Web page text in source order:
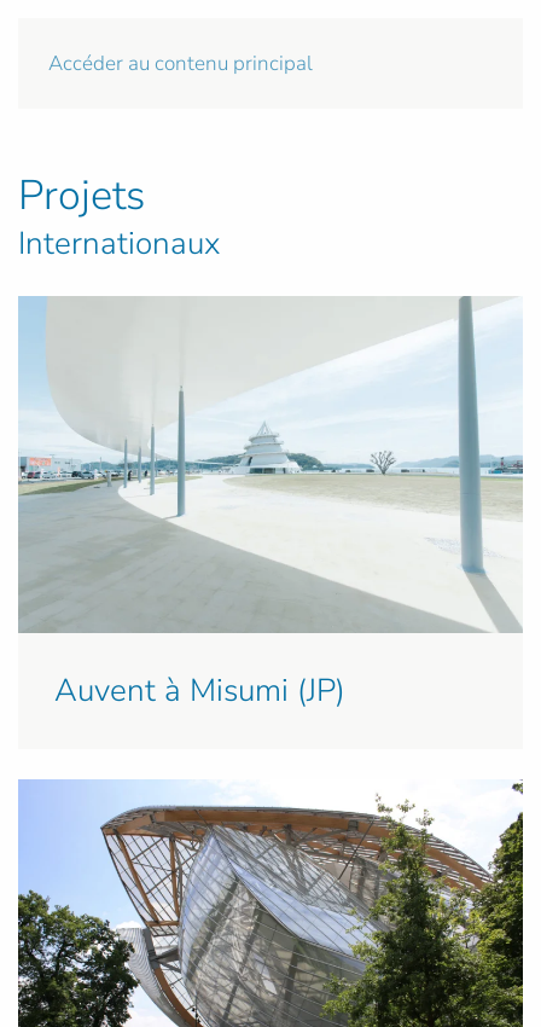
Accéder au contenu principal
Projets
Internationaux
Auvent à Misumi (JP)